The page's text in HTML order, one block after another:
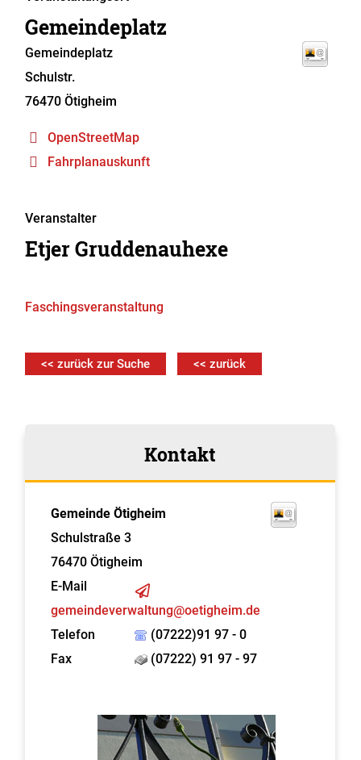
Gemeindeplatz
Gemeindeplatz
Schulstr.
76470 Ötigheim
OpenStreetMap
Fahrplanauskunft
Veranstalter
Etjer Gruddenauhexe
Faschingsveranstaltung
<< zurück zur Suche << zurück
Kontakt
Gemeinde Ötigheim
Schulstraße 3
76470 Ötigheim
E-Mail
gemeindeverwaltung@oetigheim.de
Telefon
(07222)91 97 - 0
Fax
(07222) 91 97 - 97